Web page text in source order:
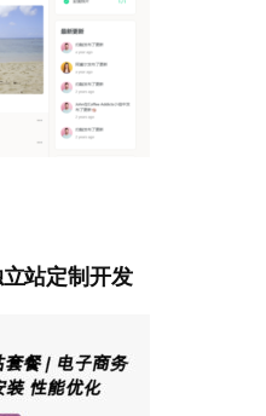
站定制开发